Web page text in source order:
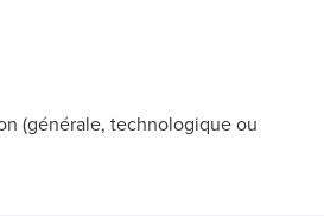
(générale, technologique ou